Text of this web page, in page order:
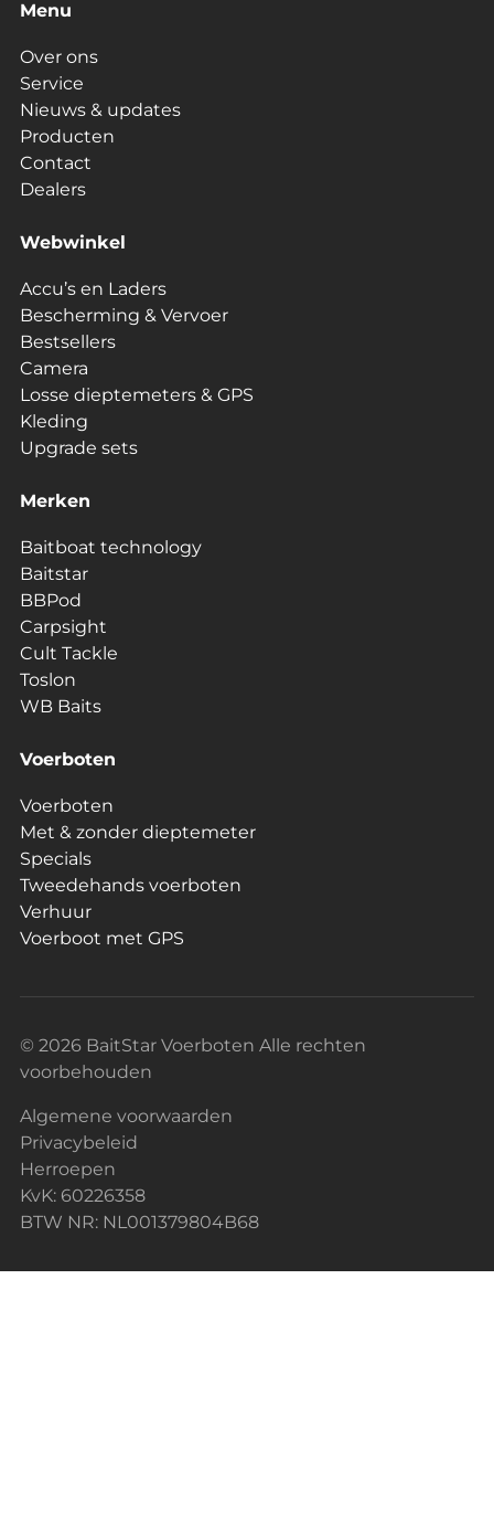
Menu
Over ons
Service
Nieuws & updates
Producten
Contact
Dealers
Webwinkel
Accu’s en Laders
Bescherming & Vervoer
Bestsellers
Camera
Losse dieptemeters & GPS
Kleding
Upgrade sets
Merken
Baitboat technology
Baitstar
BBPod
Carpsight
Cult Tackle
Toslon
WB Baits
Voerboten
Voerboten
Met & zonder dieptemeter
Specials
Tweedehands voerboten
Verhuur
Voerboot met GPS
© 2026 BaitStar Voerboten Alle rechten
voorbehouden
Algemene voorwaarden
Privacybeleid
Herroepen
KvK: 60226358
BTW NR: NL001379804B68